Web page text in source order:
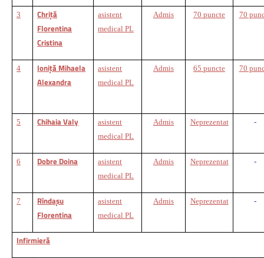
3
Chriţă
Florentina
Cristina
asistent
medical PL
Admis 70 puncte 70
4
Ioniţă Mihaela
Alexandra
asistent
medical PL
Admis 65 puncte 70
5 Chihaia Valy
asistent
medical PL
Admis Neprezentat -
6 Dobre Doina
asistent
medical PL
Admis Neprezentat -
7
Rîndaşu
Florentina
asistent
medical PL
Admis Neprezentat -
Infirmieră